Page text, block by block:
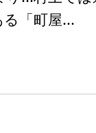
る「町屋…